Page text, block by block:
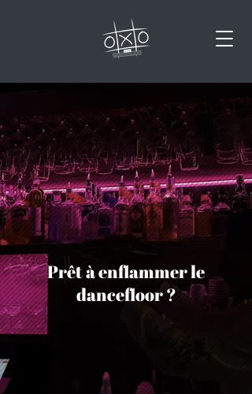
Prêt à enflammer le
dancefloor ?